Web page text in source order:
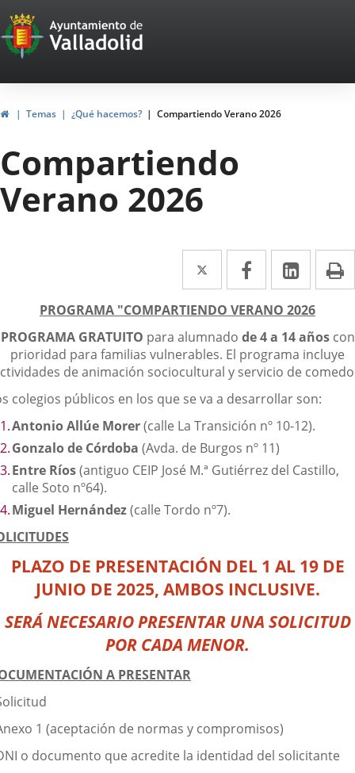
Portal
Web
del
Ayuntamiento
de
Valladolid
InicioTemas ¿Qué hacemos? Compartiendo Verano 2026
Compartiendo
Verano 2026
Twitter
Enlace
a
una
aplicación
externa.
Facebook
Enlace
a
una
aplicación
externa.
Enlace
a
una
PROGRAMA "COMPARTIENDO VERANO 2026
PROGRAMA GRATUITO para alumnado de 4 a 14 añoscon
prioridad para familias vulnerables. El programa incluye
de animación sociocultural y servicio de
colegios públicos en los que se va a desarrollar son:
Antonio Allúe Morer(calle La Transición nº 10-12).
Gonzalo de Córdoba (Avda. de Burgos nº 11)
Entre Ríos(antiguo CEIP José M.ª Gutiérrez del Castillo,
calle Soto nº64).
Miguel Hernández(calle Tordo nº7).
PLAZO DE PRESENTACIÓN DEL 1 AL 19 DE
JUNIO DE 2025, AMBOS INCLUSIVE.
SERÁ NECESARIO PRESENTAR UNA SOLICITUD
POR CADA MENOR.
A PRESENTAR
1 (aceptación de normas y compromisos)
o documento que acredite la identidad del solicitante